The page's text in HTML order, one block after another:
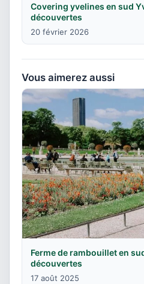
Covering yvelines en sud
découvertes
20 février 2026
Vous aimerez aussi
Ferme de rambouillet en
découvertes
17 août 2025